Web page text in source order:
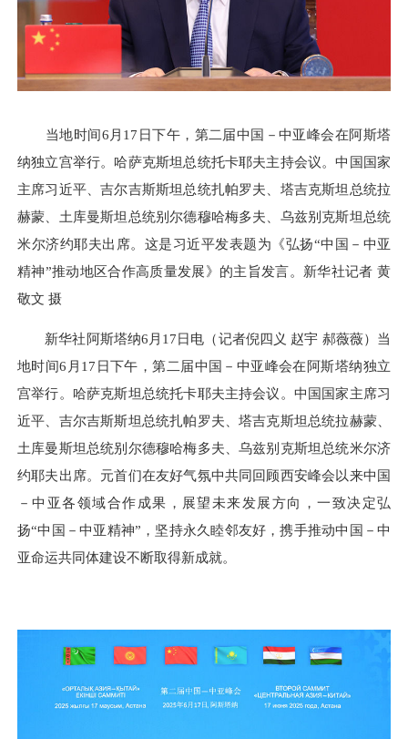
当地时间6月17日下午，第二届中国－中亚峰会在阿斯塔
纳独立宫举行。哈萨克斯坦总统托卡耶夫主持会议。中国国家
主席习近平、吉尔吉斯斯坦总统扎帕罗夫、塔吉克斯坦总统拉
赫蒙、土库曼斯坦总统别尔德穆哈梅多夫、乌兹别克斯坦总统
米尔济约耶夫出席。这是习近平发表题为《弘扬“中国－中亚
精神”推动地区合作高质量发展》的主旨发言。新华社记者 黄
敬文 摄
新华社阿斯塔纳6月17日电（记者倪四义 赵宇 郝薇薇）当
地时间6月17日下午，第二届中国－中亚峰会在阿斯塔纳独立
宫举行。哈萨克斯坦总统托卡耶夫主持会议。中国国家主席习
近平、吉尔吉斯斯坦总统扎帕罗夫、塔吉克斯坦总统拉赫蒙、
土库曼斯坦总统别尔德穆哈梅多夫、乌兹别克斯坦总统米尔济
约耶夫出席。元首们在友好气氛中共同回顾西安峰会以来中国
－中亚各领域合作成果，展望未来发展方向，一致决定弘
扬“中国－中亚精神”，坚持永久睦邻友好，携手推动中国－中
亚命运共同体建设不断取得新成就。